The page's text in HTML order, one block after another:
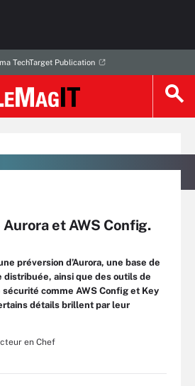
TechTarget Publication
et AWS Config.
préversion d’Aurora, une base de
ainsi que des outils de
comme AWS Config et Key
détails brillent par leur
en Chef